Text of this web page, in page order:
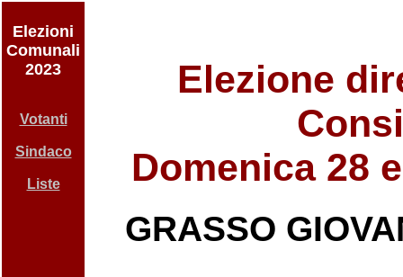
Elezioni
Comunali
2023
Votanti
Sindaco
Liste
Elezione
Domenica 28
GRASSO